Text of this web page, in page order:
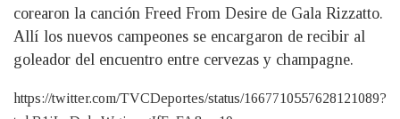
corearon la canción Freed From Desire de Gala Rizzatto.
Allí los nuevos campeones se encargaron de recibir al
goleador del encuentro entre cervezas y champagne.
https://twitter.com/TVCDeportes/status/1667710557628121089?